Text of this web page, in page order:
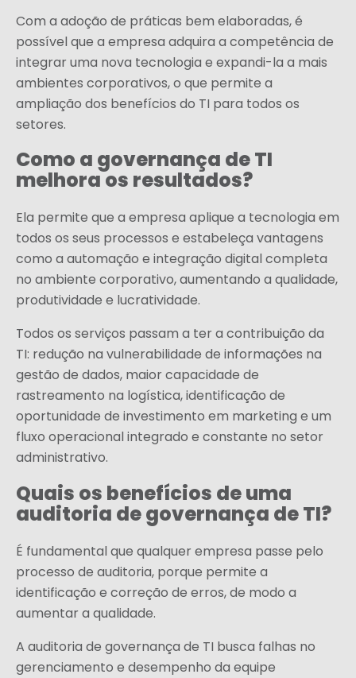
Com a adoção de práticas bem elaboradas, é
possível que a empresa adquira a competência de
integrar uma nova tecnologia e expandi-la a mais
ambientes corporativos, o que permite a
ampliação dos benefícios do TI para todos os
setores.
Como a governança de TI
melhora os resultados?
Ela permite que a empresa aplique a tecnologia em
todos os seus processos e estabeleça vantagens
como a automação e integração digital completa
no ambiente corporativo, aumentando a qualidade,
produtividade e lucratividade.
Todos os serviços passam a ter a contribuição da
TI: redução na vulnerabilidade de informações na
gestão de dados, maior capacidade de
rastreamento na logística, identificação de
oportunidade de investimento em marketing e um
fluxo operacional integrado e constante no setor
administrativo.
Quais os benefícios de uma
auditoria de governança de TI?
É fundamental que qualquer empresa passe pelo
processo de auditoria, porque permite a
identificação e correção de erros, de modo a
aumentar a qualidade.
A auditoria de governança de TI busca falhas no
gerenciamento e desempenho da equipe